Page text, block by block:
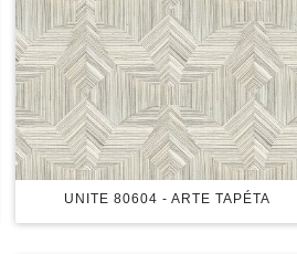
UNITE 80604 - ARTE TAPÉTA